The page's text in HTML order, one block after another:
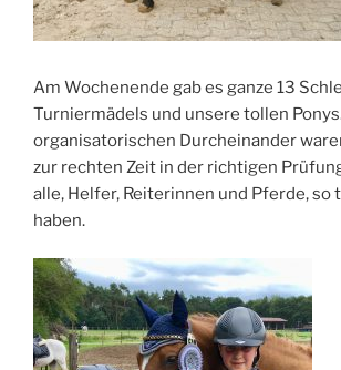
Am Wochenende gab es ganze 13
Turniermädels und unsere tollen
organisatorischen Durcheinander
zur rechten Zeit in der richtigen
alle, Helfer, Reiterinnen und Pferde,
haben.